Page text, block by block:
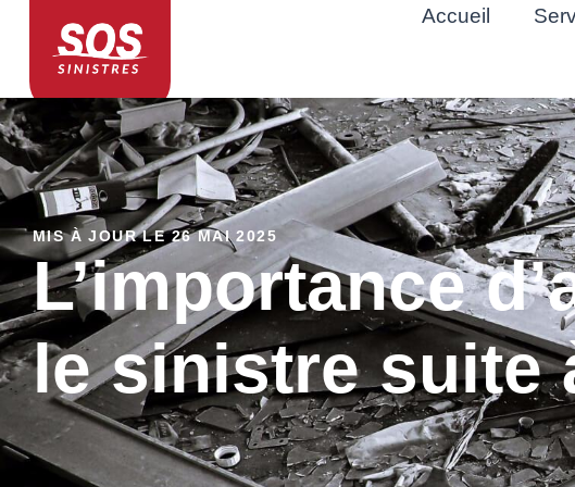
Accueil
MIS À JOUR LE 26 MAI 2025
L’importance
le sinistre suite